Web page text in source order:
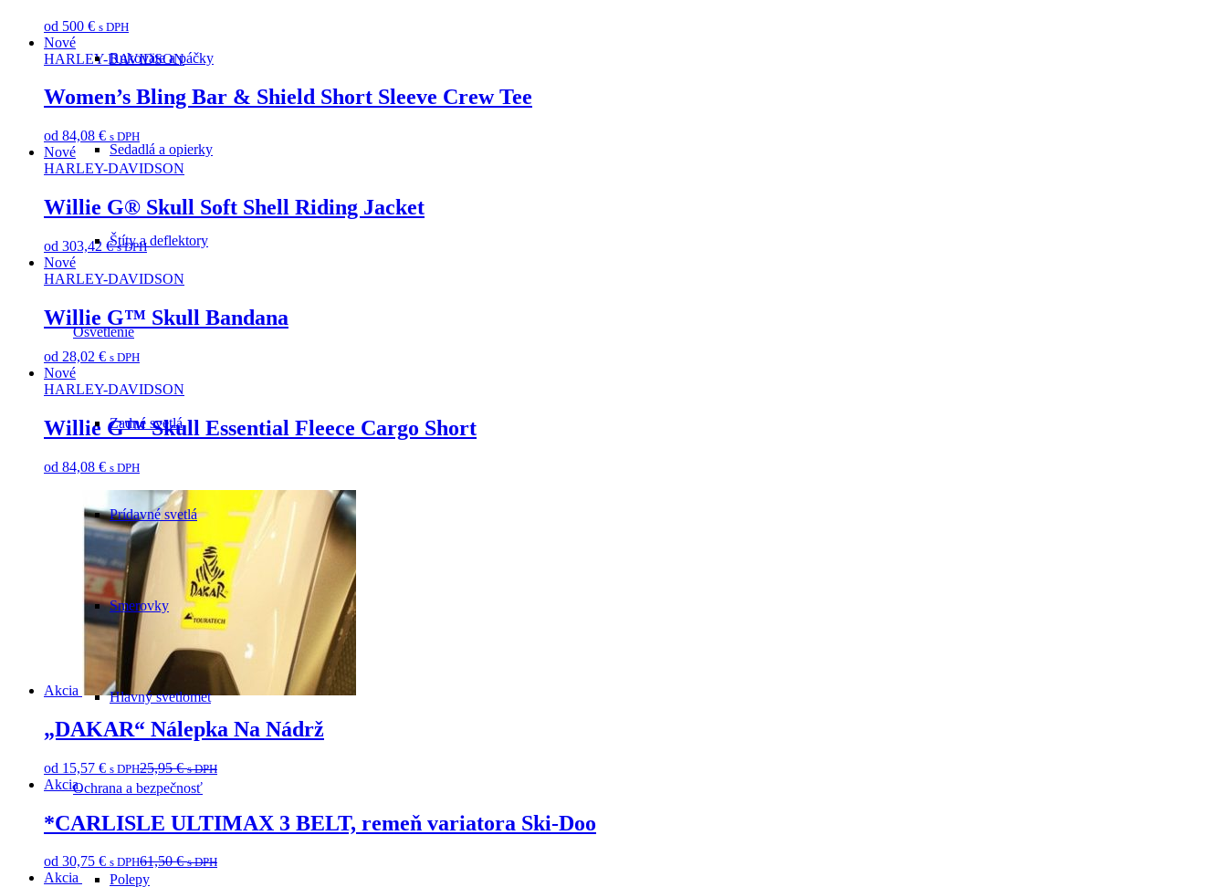
Rukoväte a páčky
Sedadlá a opierky
Štíty a deflektory
Osvetlenie
Zadné svetlá
Prídavné svetlá
Smerovky
Hlavný svetlomet
Ochrana a bezpečnosť
Polepy
od 500 € s DPH
Nové
HARLEY-DAVIDSON
Women’s Bling Bar & Shield Short Sleeve Crew Tee
od 84,08 € s DPH
Nové
HARLEY-DAVIDSON
Willie G® Skull Soft Shell Riding Jacket
od 303,42 € s DPH
Nové
HARLEY-DAVIDSON
Willie G™ Skull Bandana
od 28,02 € s DPH
Nové
HARLEY-DAVIDSON
Willie G™ Skull Essential Fleece Cargo Short
od 84,08 € s DPH
Akcia
„DAKAR“ Nálepka Na Nádrž
od 15,57 € s DPH25,95€ s DPH
Akcia
*CARLISLE ULTIMAX 3 BELT, remeň variatora Ski-Doo
od 30,75 € s DPH61,50€ s DPH
Akcia